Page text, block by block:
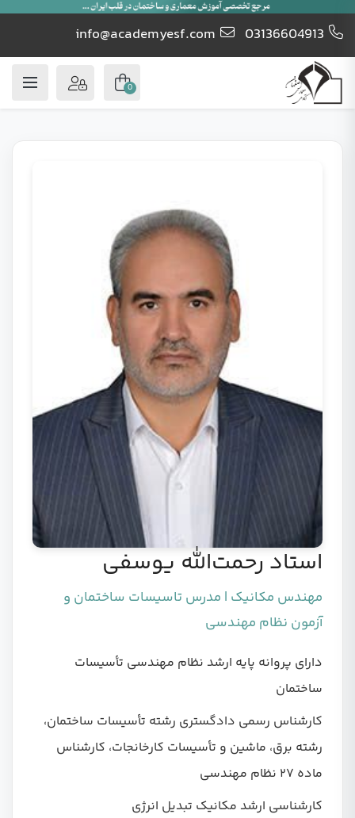
03136604913
info@academyesf.com
0
استاد رحمت‌الله یوسفی
مهندس مکانیک | مدرس تاسیسات ساختمان و
آزمون نظام مهندسی
دارای پروانه پایه ارشد نظام مهندسی تأسیسات
ساختمان
کارشناس رسمی دادگستری رشته تأسیسات ساختمان،
رشته برق، ماشین و تأسیسات کارخانجات، کارشناس
ماده ۲۷ نظام مهندسی
کارشناسی ارشد مکانیک تبدیل انرژی